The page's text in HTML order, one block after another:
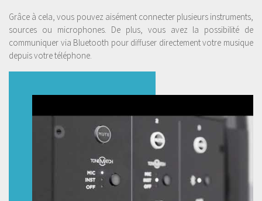
Grâce à cela, vous pouvez aisément connecter plusieurs instruments,
sources ou microphones. De plus, vous avez la possibilité de
communiquer via Bluetooth pour diffuser directement votre musique
depuis votre téléphone.